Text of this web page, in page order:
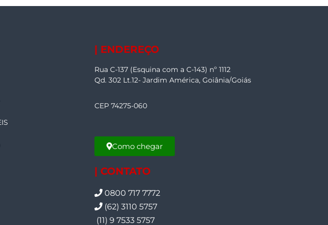
| ENDEREÇO
Rua C-137 (Esquina com a C-143) nº 1112
Qd. 302 Lt.12- Jardim América, Goiânia/Goiás
CEP 74275-060
Como chegar
| CONTATO
0800 717 7772
(62) 3110 5757
(11) 9 7533 5757